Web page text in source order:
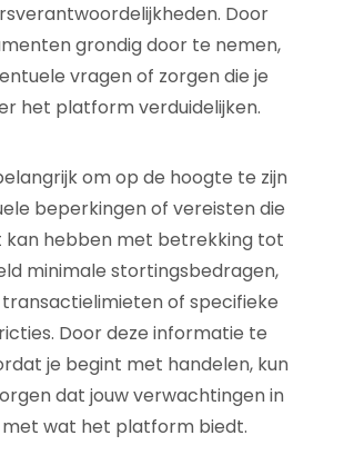
Door
grondig door te nemen,
vragen of zorgen die je
het platform verduidelijken.
om op de hoogte te zijn
beperkingen of vereisten die
kan hebben met betrekking tot
minimale stortingsbedragen,
of specifieke
Door deze informatie te
je begint met handelen, kun
dat jouw verwachtingen in
met wat het platform biedt.